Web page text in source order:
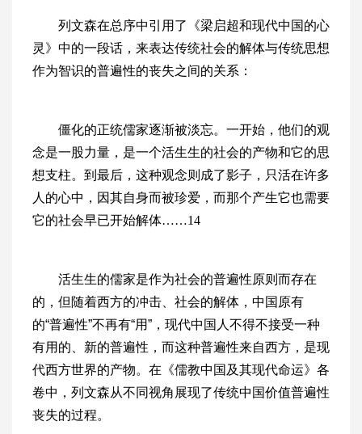
列文森在总序中引用了《梁启超和现代中国的心
灵》中的一段话，来表达传统社会的解体与传统思想
作为智识的普遍性的丧失之间的关系：
僵化的正统儒家逐渐被淡忘。一开始，他们的观
念是一股力量，是一个活生生的社会的产物和它的思
想支柱。到最后，这种观念则成了影子，只活在许多
人的心中，因其自身而被珍爱，而那个产生它也需要
它的社会早已开始解体……14
活生生的儒家是作为社会的普遍性原则而存在
的，但随着西方的冲击、社会的解体，中国原有
的“普遍性”不再有“用”，现代中国人不得不接受一种
有用的、新的普遍性，而这种普遍性来自西方，是现
代西方世界的产物。在《儒教中国及其现代命运》各
卷中，列文森从不同视角展现了传统中国价值普遍性
丧失的过程。